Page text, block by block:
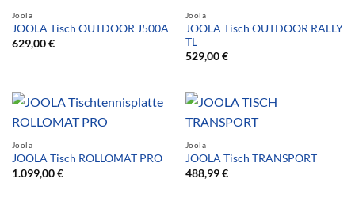
Joola
JOOLA Tisch OUTDOOR J500A
629,00€
Joola
JOOLA Tisch OUTDOOR RALLY
TL
529,00€
Joola
JOOLA Tisch ROLLOMAT PRO
1.099,00€
Joola
JOOLA Tisch TRANSPORT
488,99€